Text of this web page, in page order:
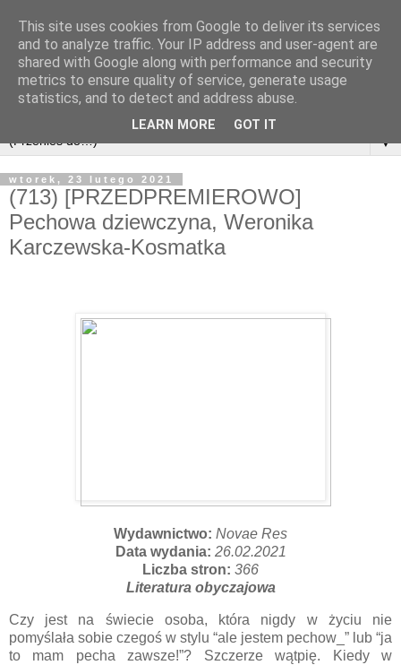
▼
wtorek, 23 lutego 2021
(713) [PRZEDPREMIEROWO]
Pechowa dziewczyna, Weronika
Karczewska-Kosmatka
Wydawnictwo: Novae Res
Data wydania: 26.02.2021
Liczba stron: 366
Literatura obyczajowa
Czy jest na świecie osoba, która nigdy w życiu nie
pomyślała sobie czegoś w stylu “ale jestem pechow_” lub “ja
to mam pecha zawsze!”? Szczerze wątpię. Kiedy w
This site uses cookies from Google to deliver its services
and to analyze traffic. Your IP address and user-agent are
shared with Google along with performance and security
metrics to ensure quality of service, generate usage
statistics, and to detect and address abuse.
LEARN MORE GOT IT